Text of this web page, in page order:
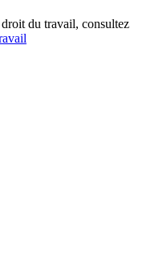
droit du travail, consultez